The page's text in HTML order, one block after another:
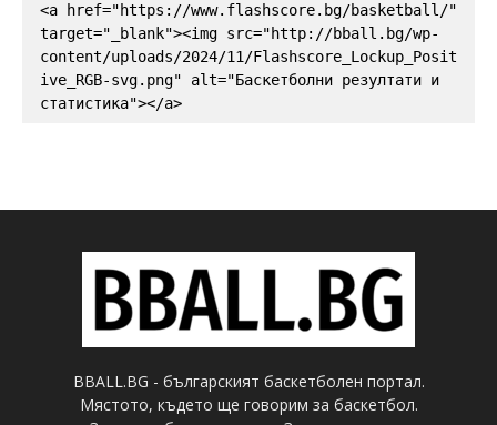
<a href="https://www.flashscore.bg/basketball/"
target="_blank"><img src="http://bball.bg/wp-
content/uploads/2024/11/Flashscore_Lockup_Posit
ive_RGB-svg.png" alt="Баскетболни резултати и
статистика"></a>
BBALL.BG - българският баскетболен портал.
Мястото, където ще говорим за баскетбол.